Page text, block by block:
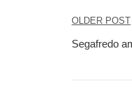
OLDER POST
Segafredo